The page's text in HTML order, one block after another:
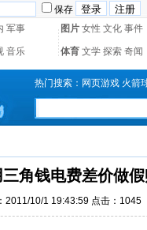
保存
军事 图片 女性 文化 事件
音乐 体育 文学 探索 奇闻
热门搜索： 网页游戏 火箭
角钱电费差价做
2011/10/1 19:43:59 点击： 1045